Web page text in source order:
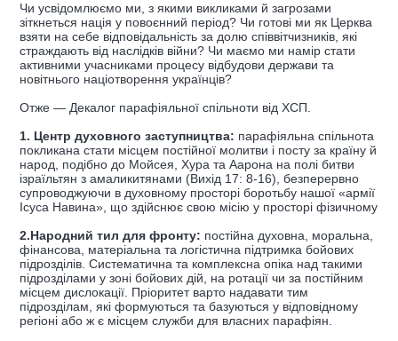
Чи усвідомлюємо ми, з якими викликами й загрозами
зіткнеться нація у повоєнний період? Чи готові ми як Церква
взяти на себе відповідальність за долю співвітчизників, які
страждають від наслідків війни? Чи маємо ми намір стати
активними учасниками процесу відбудови держави та
новітнього націотворення українців?
Отже — Декалог парафіяльної спільноти від ХСП.
1. Центр духовного заступництва: парафіяльна спільнота
покликана стати місцем постійної молитви і посту за країну й
народ, подібно до Мойсея, Хура та Аарона на полі битви
ізраїльтян з амаликитянами (Вихід 17: 8-16), безперервно
супроводжуючи в духовному просторі боротьбу нашої «армії
Ісуса Навина», що здійснює свою місію у просторі фізичному
2.Народний тил для фронту: постійна духовна, моральна,
фінансова, матеріальна та логістична підтримка бойових
підрозділів. Систематична та комплексна опіка над такими
підрозділами у зоні бойових дій, на ротації чи за постійним
місцем дислокації. Пріоритет варто надавати тим
підрозділам, які формуються та базуються у відповідному
регіоні або ж є місцем служби для власних парафіян.